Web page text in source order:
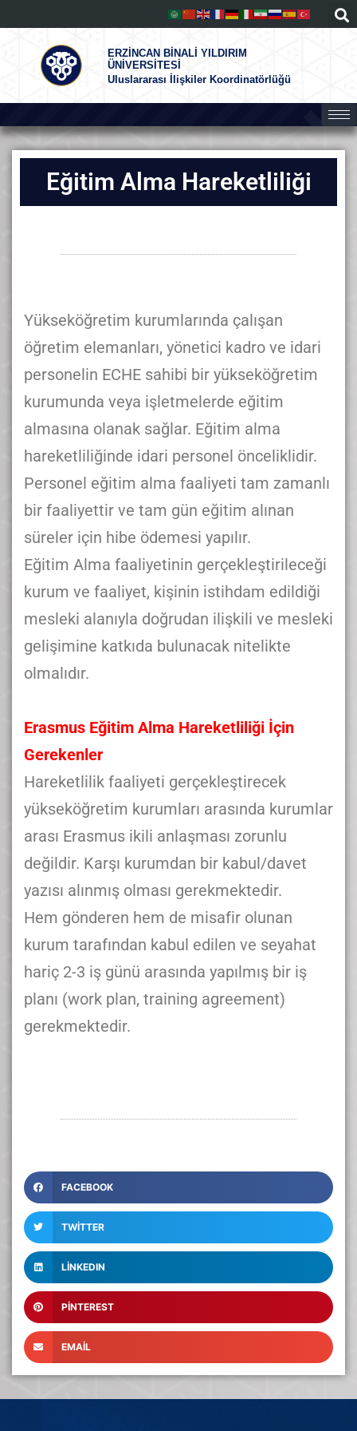
ERZİNCAN BİNALİ YILDIRIM
ÜNİVERSİTESİ
Uluslararası İlişkiler Koordinatörlüğü
Eğitim Alma Hareketliliği
Yükseköğretim kurumlarında çalışan
öğretim elemanları, yönetici kadro ve idari
personelin ECHE sahibi bir yükseköğretim
kurumunda veya işletmelerde eğitim
almasına olanak sağlar. Eğitim alma
hareketliliğinde idari personel önceliklidir.
Personel eğitim alma faaliyeti tam zamanlı
bir faaliyettir ve tam gün eğitim alınan
süreler için hibe ödemesi yapılır.
Eğitim Alma faaliyetinin gerçekleştirileceği
kurum ve faaliyet, kişinin istihdam edildiği
mesleki alanıyla doğrudan ilişkili ve mesleki
gelişimine katkıda bulunacak nitelikte
olmalıdır.
Erasmus Eğitim Alma Hareketliliği İçin
Gerekenler
Hareketlilik faaliyeti gerçekleştirecek
yükseköğretim kurumları arasında kurumlar
arası Erasmus ikili anlaşması zorunlu
değildir. Karşı kurumdan bir kabul/davet
yazısı alınmış olması gerekmektedir.
Hem gönderen hem de misafir olunan
kurum tarafından kabul edilen ve seyahat
hariç 2-3 iş günü arasında yapılmış bir iş
planı (work plan, training agreement)
gerekmektedir.
FACEBOOK
TWITTER
LINKEDIN
PINTEREST
EMAIL